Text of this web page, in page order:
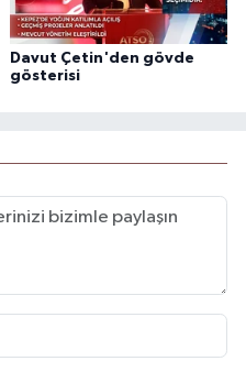
Davut Çetin'den gövde
gösterisi